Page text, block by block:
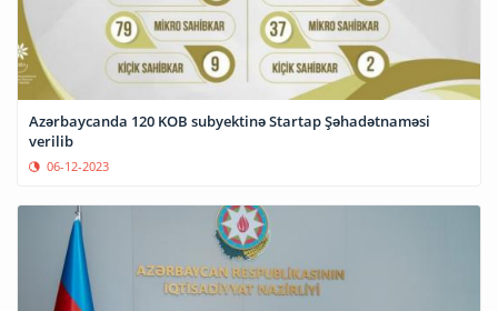
Azərbaycanda 120 KOB subyektinə Startap Şəhadətnaməsi
verilib
06-12-2023